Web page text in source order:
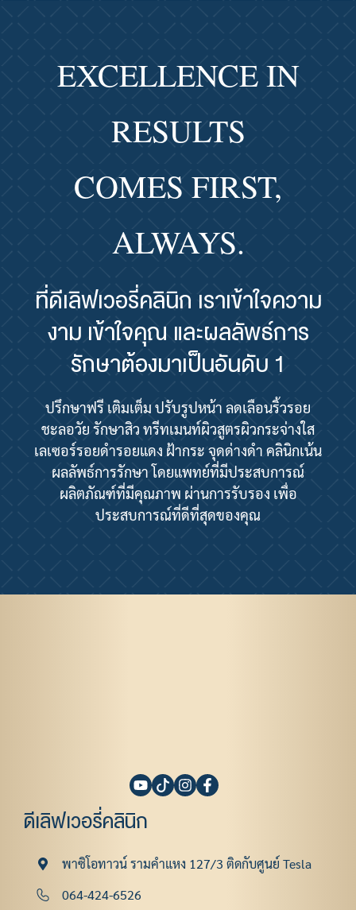
EXCELLENCE IN
RESULTS
COMES FIRST,
ALWAYS.
ที่ดีเลิฟเวอรี่คลินิก เราเข้าใจความ
งาม เข้าใจคุณ และผลลัพธ์การ
รักษาต้องมาเป็นอันดับ 1
ปรึกษาฟรี เติมเต็ม ปรับรูปหน้า ลดเลือนริ้วรอย
ชะลอวัย รักษาสิว ทรีทเมนท์ผิวสูตรผิวกระจ่างใส
เลเซอร์รอยดำรอยแดง ฝ้ากระ จุดด่างดำ คลินิกเน้น
ผลลัพธ์การรักษา โดยแพทย์ที่มีประสบการณ์
ผลิตภัณฑ์ที่มีคุณภาพ ผ่านการรับรอง เพื่อ
ประสบการณ์ที่ดีที่สุดของคุณ
ดีเลิฟเวอรี่คลินิก
พาซิโอทาวน์ รามคําแหง 127/3 ติดกับศูนย์ Tesla
064-424-6526